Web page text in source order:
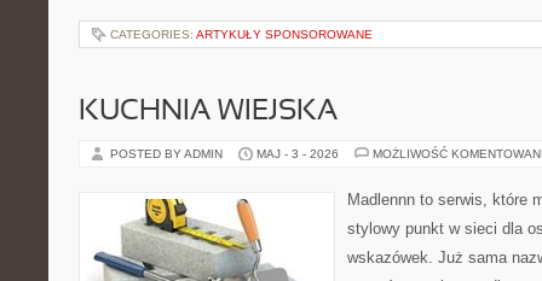
CATEGORIES: ARTYKUŁY SPONSOROWANE
KUCHNIA WIEJSKA
POSTED BY ADMIN MAJ - 3 - 2026 MOŻLIWOŚĆ
Madlennn to serwis, które
stylowy punkt w sieci dla
wskazówek. Już sama